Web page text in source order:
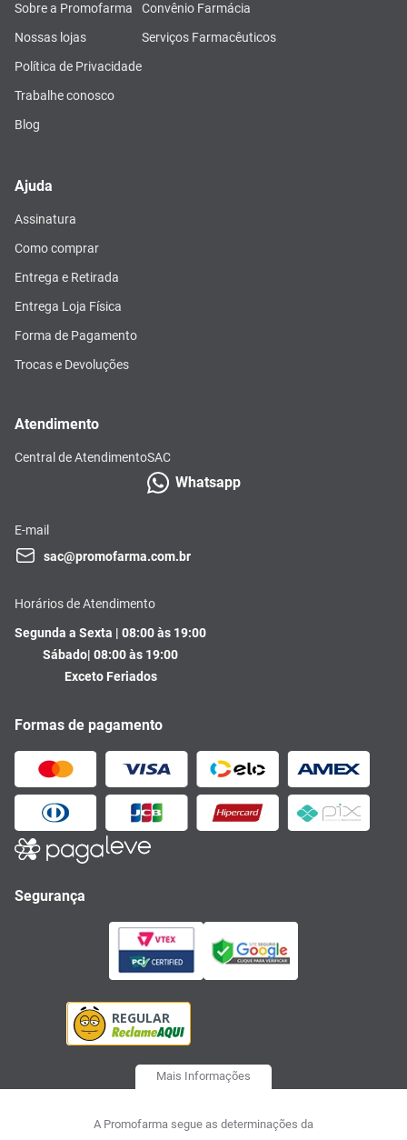
Sobre a Promofarma
Nossas lojas
Política de Privacidade
Trabalhe conosco
Blog
Convênio Farmácia
Serviços Farmacêuticos
Ajuda
Assinatura
Como comprar
Entrega e Retirada
Entrega Loja Física
Forma de Pagamento
Trocas e Devoluções
Atendimento
Central de AtendimentoSAC
Whatsapp
E-mail
sac@promofarma.com.br
Horários de Atendimento
Segunda a Sexta | 08:00 às 19:00
Sábado| 08:00 às 19:00
Exceto Feriados
Formas de pagamento
Segurança
Mais Informações
A Promofarma segue as determinações da